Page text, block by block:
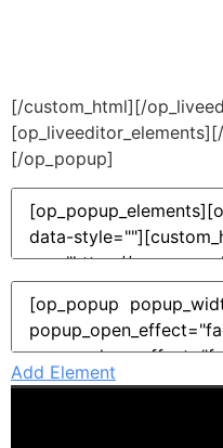
[/custom_html][/
[/op_popup]
Add Element